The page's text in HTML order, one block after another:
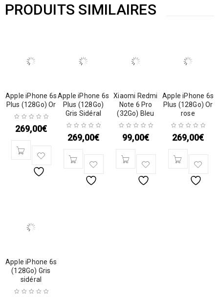
PRODUITS SIMILAIRES
Apple iPhone 6s
Plus (128Go) Or
269,00€
Apple iPhone 6s
Plus (128Go)
Gris Sidéral
269,00€
Xiaomi Redmi
Note 6 Pro
(32Go) Bleu
99,00€
Apple iPhone 6s
Plus (128Go) Or
rose
269,00€
Apple iPhone 6s
(128Go) Gris
sidéral